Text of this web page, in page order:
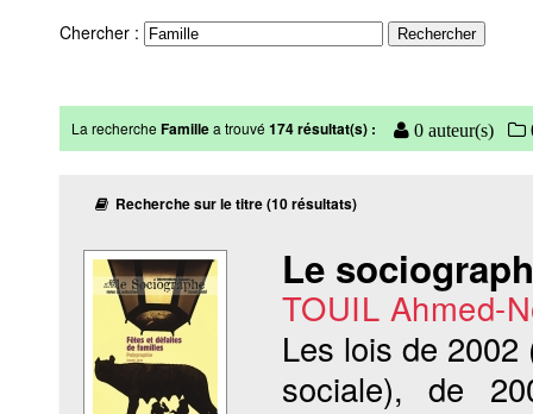
Chercher :
La rechercheFamillea trouvé174 résultat(s) : 0 auteur(s)
Recherche sur le titre (10 résultats)
Le
TOUIL Ahmed-
Les lois de
sociale), de